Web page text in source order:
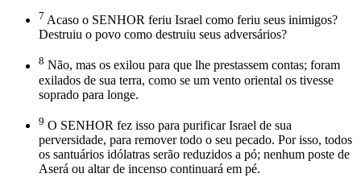
7 Acaso o SENHOR feriu Israel como feriu seus inimigos?
Destruiu o povo como destruiu seus adversários?
8 Não, mas os exilou para que lhe prestassem contas; foram
exilados de sua terra, como se um vento oriental os tivesse
soprado para longe.
9 O SENHOR fez isso para purificar Israel de sua
perversidade, para remover todo o seu pecado. Por isso, todos
os santuários idólatras serão reduzidos a pó; nenhum poste de
Aserá ou altar de incenso continuará em pé.